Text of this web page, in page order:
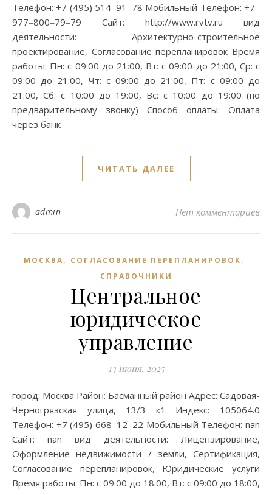
Телефон: +7 (495) 514‒91‒78 Мобильный Телефон: +7‒
977‒800‒79‒79 Сайт: http://www.rvtv.ru вид
деятельности: Архитектурно-строительное
проектирование, Согласование перепланировок Время
работы: Пн: с 09:00 до 21:00, Вт: с 09:00 до 21:00, Ср: с
09:00 до 21:00, Чт: с 09:00 до 21:00, Пт: с 09:00 до
21:00, Сб: с 10:00 до 19:00, Вс: с 10:00 до 19:00 (по
предварительному звонку) Способ оплаты: Оплата
через банк
ЧИТАТЬ ДАЛЕЕ
admin Нет комментариев
МОСКВА, СОГЛАСОВАНИЕ ПЕРЕПЛАНИРОВОК,
СПРАВОЧНИКИ
Центральное
юридическое
управление
13 июня, 2025
город: Москва Район: Басманный район Адрес: Садовая-
Черногрязская улица, 13/3 к1 Индекс: 105064.0
Телефон: +7 (495) 668‒12‒22 Мобильный Телефон: nan
Сайт: nan вид деятельности: Лицензирование,
Оформление недвижимости / земли, Сертификация,
Согласование перепланировок, Юридические услуги
Время работы: Пн: с 09:00 до 18:00, Вт: с 09:00 до 18:00,